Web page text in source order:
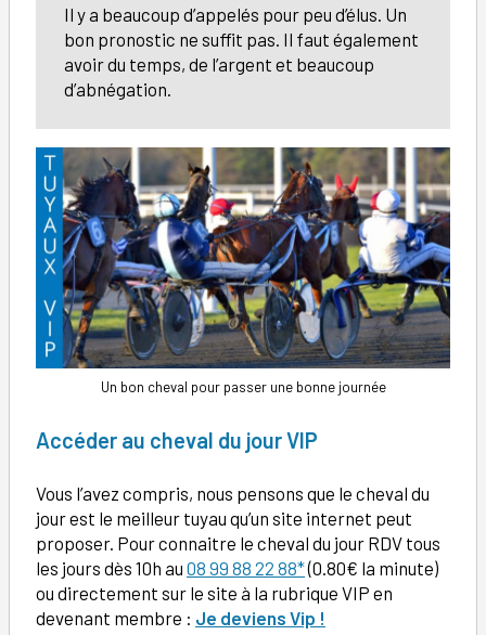
Il y a beaucoup d’appelés pour peu d’élus. Un
bon pronostic ne suffit pas. Il faut également
avoir du temps, de l’argent et beaucoup
d’abnégation.
Un bon cheval pour passer une bonne journée
Accéder au cheval du jour VIP
Vous l’avez compris, nous pensons que le cheval du
jour est le meilleur tuyau qu’un site internet peut
proposer. Pour connaitre le cheval du jour RDV tous
les jours dès 10h au 08 99 88 22 88*(0.80€ la minute)
ou directement sur le site à la rubrique VIP en
devenant membre : Je deviens Vip !